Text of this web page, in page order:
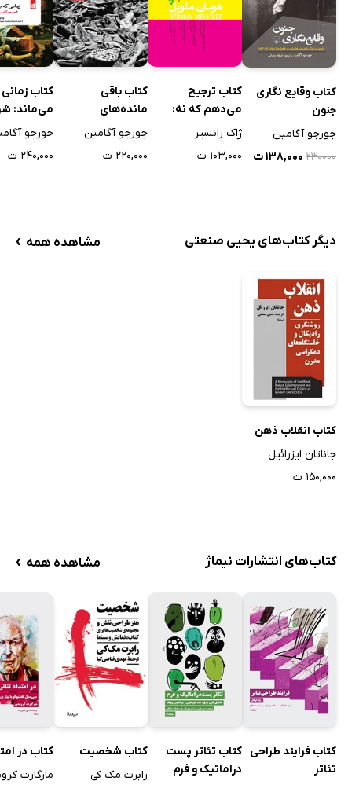
کتاب وقایع نگاری
جنون
جورجو آگامبن
۲۳۰۰۰۰ ۱۳۸,۰۰۰ ت
کتاب ترجیح
می‌دهم که نه:
بارتلبی محرر و سه
ژاک رانسیر
۱۰۳,۰۰۰ ت
کتاب باقی
مانده‌های
آشویتس:‌ شاهد و
جورجو آگامبن
۲۲۰,۰۰۰ ت
کتاب
می‌ماند:
نامه به
جورجو
۲۴۰,۰۰۰ ت
دیگر کتاب‌های یحیی صنعتی مشاهده همه ›
کتاب انقلاب ذهن
جاناتان ایزرائیل
۱۵۰,۰۰۰ ت
کتاب‌های انتشارات نیماژ مشاهده همه ›
کتاب فرایند طراحی
تئاتر
کتاب تئاتر پست
دراماتیک و فرم
کتاب شخصیت
رابرت مک کی
کتاب در
مارگارت